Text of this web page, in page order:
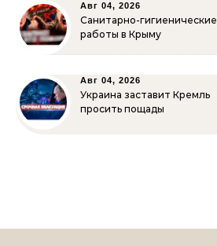
Авг 04, 2026
Санитарно-гигиенические
работы в Крыму
Авг 04, 2026
Украина заставит Кремль
просить пощады